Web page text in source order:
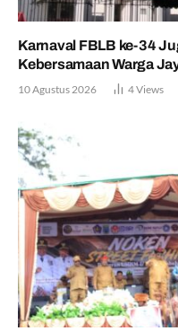
Karnaval FBLB ke-34
Kebersamaan Warga
10 Agustus 2026 4Views